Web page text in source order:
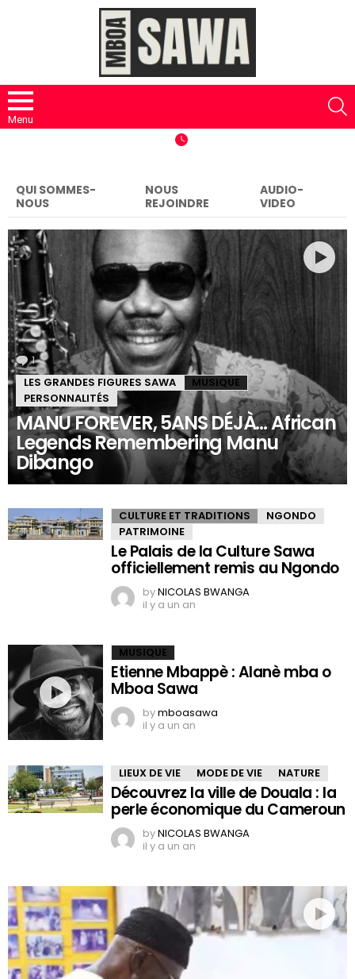
Menu
QUI SOMMES-
NOUS
NOUS
REJOINDRE
AUDIO-
VIDEO
1 Comment
LES GRANDES FIGURES SAWA
MUSIQUE
PERSONNALITÉS
MANU FOREVER, 5ANS DÉJÀ… African
Legends Remembering Manu
Dibango
CULTURE ET TRADITIONS
NGONDO
PATRIMOINE
Le Palais de la Culture Sawa
officiellement remis au Ngondo
byNICOLAS BWANGA
il y a un an
MUSIQUE
Etienne Mbappè : Alanè mba o
Mboa Sawa
bymboasawa
il y a un an
LIEUX DE VIE MODE DE VIE NATURE
Découvrez la ville de Douala : la
perle économique du Cameroun
byNICOLAS BWANGA
il y a un an